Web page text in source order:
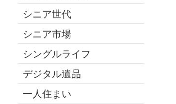
シニア世代
シニア市場
シングルライフ
デジタル遺品
一人住まい